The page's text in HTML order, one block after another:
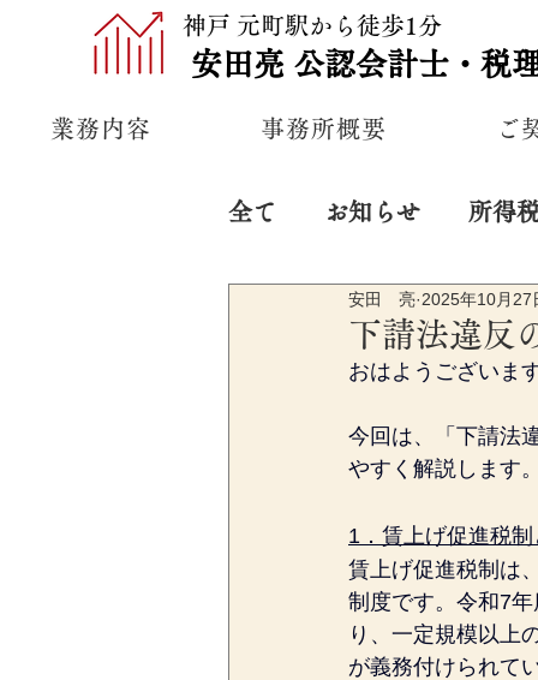
神戸 元町駅から徒歩1分
安田亮 公認会計士・税
業務内容 事務所概要 ご
全て お知らせ 所得
プライベート 経営
下請法違反
安田 亮 2025年10月27
おはようございま
今回は、「下請法
やすく解説します
1．賃上げ促進税
賃上げ促進税制は
制度です。令和7
り、一定規模以上
が義務付けられて